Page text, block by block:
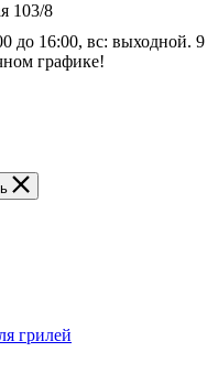
103/8
до 16:00, вс: выходной. 9
графике!
грилей